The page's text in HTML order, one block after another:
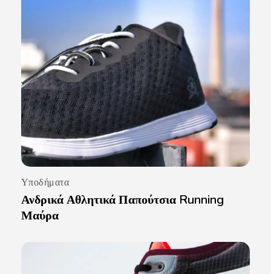
Αγαπημένα –
Ανδρικά Αθλητικά Παπούτσια Running
Μαύρα
Υποδήματα